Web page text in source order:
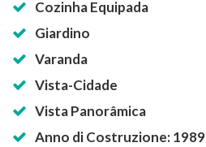
Cozinha Equipada
Giardino
Varanda
Vista-Cidade
Vista Panorâmica
Anno di Costruzione: 1989